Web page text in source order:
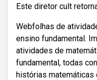
Este diretor cult
Webfolhas de
ensino fundamental.
atividades de
fundamental, todas
histórias matemáticas